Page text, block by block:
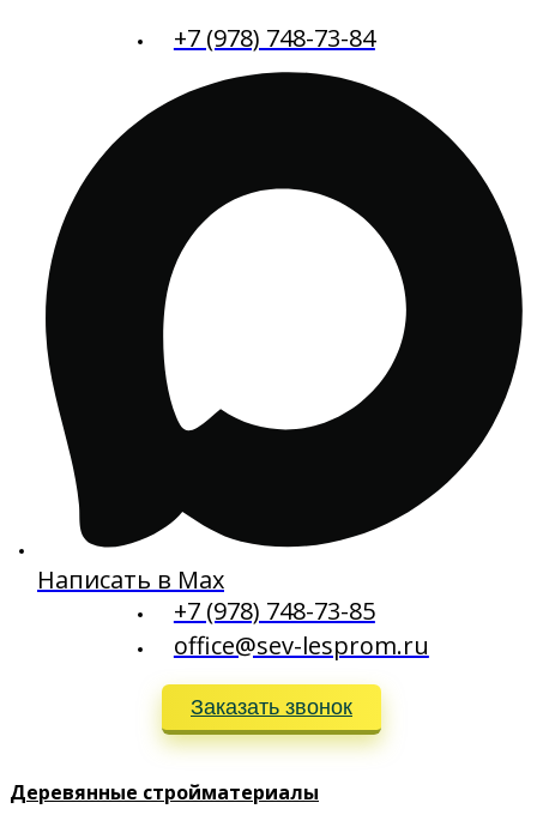
+7 (978) 748-73-84
Написать в Max
+7 (978) 748-73-85
office@sev-lesprom.ru
Заказать звонок
Деревянные стройматериалы